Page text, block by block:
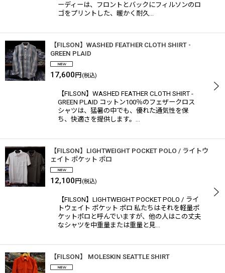
ーディーは、フロントとバックにフィルソンのロ
ゴをプリントした、暖かく耐久…
【FILSON】WASHED FEATHER CLOTH SHIRT -
GREEN PLAID
17,600 円 (税込)
【FILSON】WASHED FEATHER CLOTH SHIRT -
GREEN PLAID コットン100％のフェザークロス
シャツは、猛暑の中でも、優れた通気性を保
ち、快適さを提供します。…
【FILSON】LIGHTWEIGHT POCKET POLO / ライトウ
ェイト ポケット ポロ
12,100 円 (税込)
【FILSON】LIGHTWEIGHT POCKET POLO / ライ
トウェイト ポケット ポロ 私たちはそれを軽量ポ
ケットポロと呼んでいますが、他の人はこの丈夫
なシャツを中重量または重量と見…
【FILSON】 MOLESKIN SEATTLE SHIRT